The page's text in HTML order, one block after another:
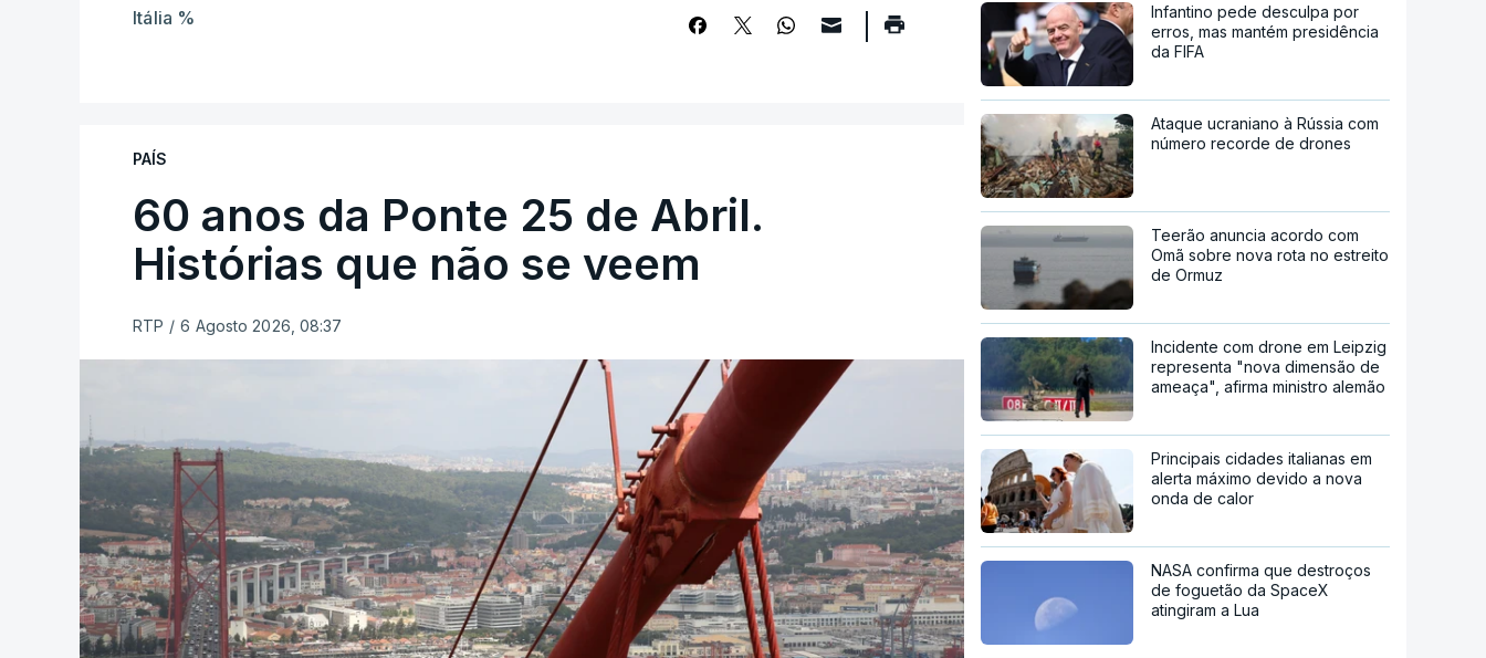
Itália %
PAÍS
60 anos da Ponte 25 de Abril.
Histórias que não se veem
RTP / 6 Agosto 2026, 08:37
Infantino pede desculpa por
erros, mas mantém presidência
da FIFA
Ataque ucraniano à Rússia com
número recorde de drones
Teerão anuncia acordo com
Omã sobre nova rota no estreito
de Ormuz
Incidente com drone em Leipzig
representa "nova dimensão de
ameaça", afirma ministro alemão
Principais cidades italianas em
alerta máximo devido a nova
onda de calor
NASA confirma que destroços
de foguetão da SpaceX
atingiram a Lua